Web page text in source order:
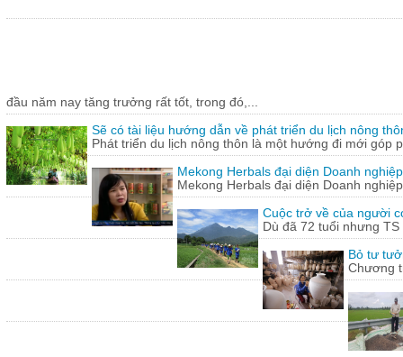
đầu năm nay tăng trưởng rất tốt, trong đó,...
Sẽ có tài liệu hướng dẫn về phát triển du lịch nông
Phát triển du lịch nông thôn là một hướng đi mới góp
Mekong Herbals đại diện Doanh
Mekong Herbals đại diện Doanh
Cuộc trở về của người
Dù đã 72 tuổi nhưng
Bỏ tư
Chương